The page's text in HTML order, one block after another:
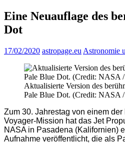
Eine Neuauflage des
Dot
17/02/2020 astropage.eu Astronomie
Aktualisierte Version des
Pale Blue Dot. (Credit: NASA
Zum 30. Jahrestag von einem
Voyager-Mission hat das Jet
NASA in Pasadena (Kalifornien)
Aufnahme veröffentlicht, die als